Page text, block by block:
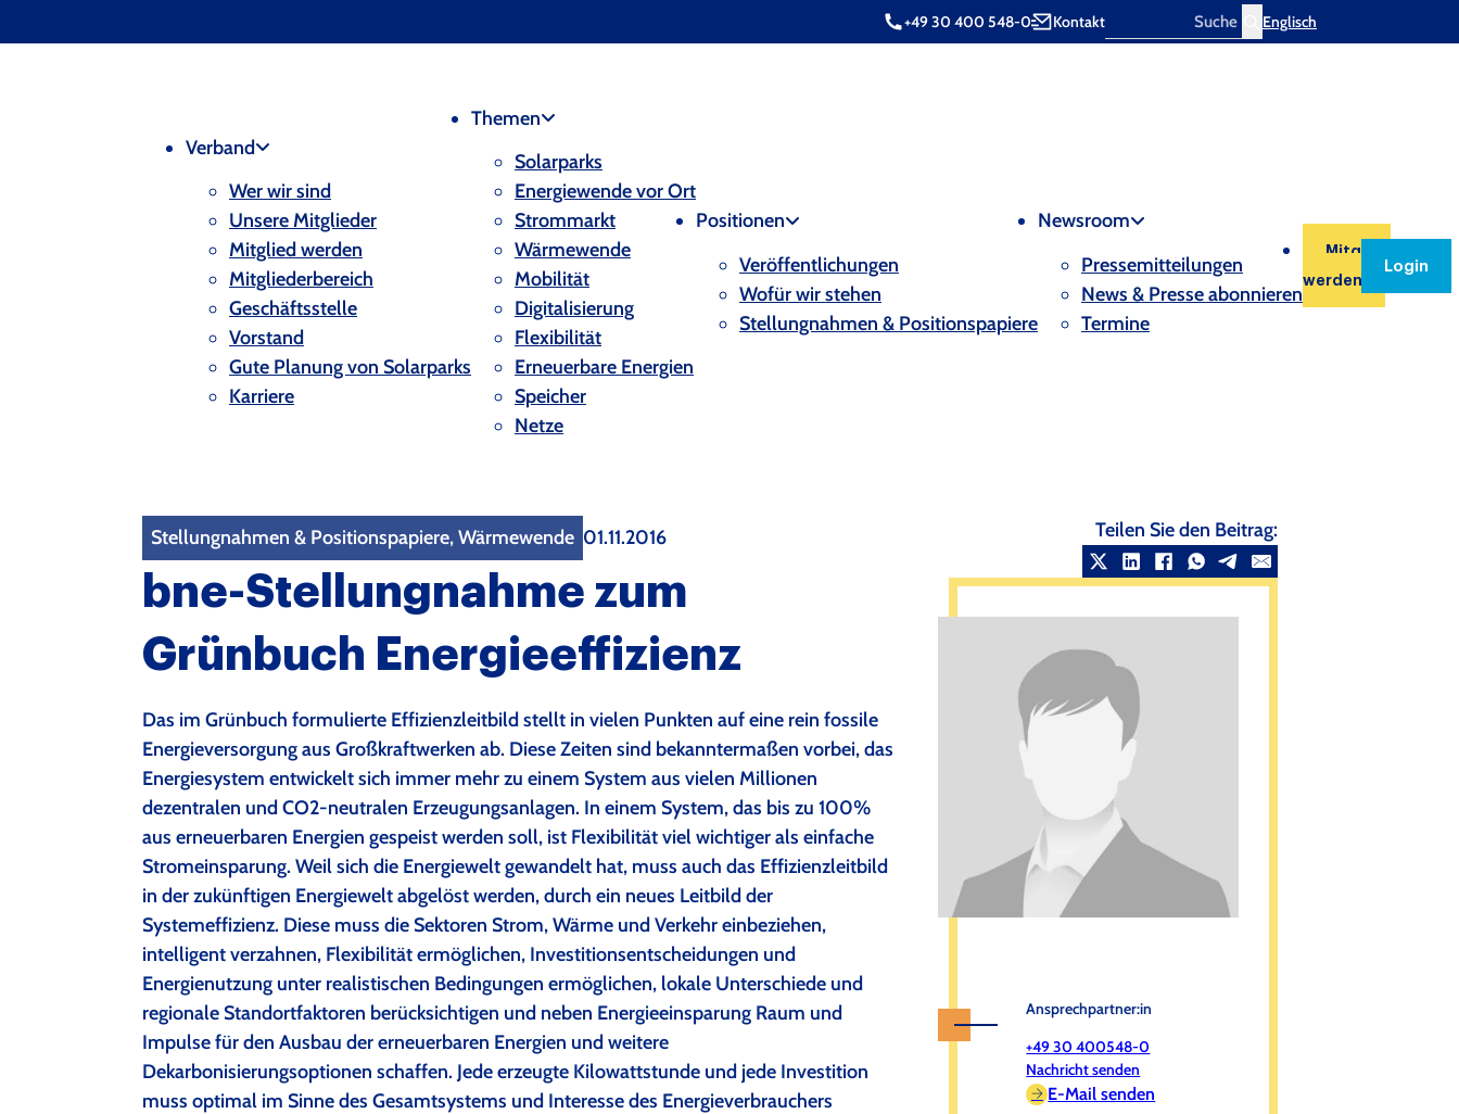
+49 30 400 548-0 Kontakt
Search
Englisch
Verband
Wer wir sind
Unsere Mitglieder
Mitglied werden
Mitgliederbereich
Geschäftsstelle
Vorstand
Gute Planung von Solarparks
Karriere
Themen
Solarparks
Energiewende vor Ort
Strommarkt
Wärmewende
Mobilität
Digitalisierung
Flexibilität
Erneuerbare Energien
Speicher
Netze
Positionen
Veröffentlichungen
Wofür wir stehen
Stellungnahmen & Positionspapiere
Newsroom
Pressemitteilungen
News & Presse abonnieren
Termine
Mitglied
werden
Login
Stellungnahmen & Positionspapiere, Wärmewende 01.11.2016
bne-Stellungnahme zum
Grünbuch Energieeffizienz
Das im Grünbuch formulierte Effizienzleitbild stellt in vielen Punkten auf eine rein fossile
Energieversorgung aus Großkraftwerken ab. Diese Zeiten sind bekanntermaßen vorbei, das
Energiesystem entwickelt sich immer mehr zu einem System aus vielen Millionen
dezentralen und CO2-neutralen Erzeugungsanlagen. In einem System, das bis zu 100%
aus erneuerbaren Energien gespeist werden soll, ist Flexibilität viel wichtiger als einfache
Stromeinsparung. Weil sich die Energiewelt gewandelt hat, muss auch das Effizienzleitbild
in der zukünftigen Energiewelt abgelöst werden, durch ein neues Leitbild der
Systemeffizienz. Diese muss die Sektoren Strom, Wärme und Verkehr einbeziehen,
intelligent verzahnen, Flexibilität ermöglichen, Investitionsentscheidungen und
Energienutzung unter realistischen Bedingungen ermöglichen, lokale Unterschiede und
regionale Standortfaktoren berücksichtigen und neben Energieeinsparung Raum und
Impulse für den Ausbau der erneuerbaren Energien und weitere
Dekarbonisierungsoptionen schaffen. Jede erzeugte Kilowattstunde und jede Investition
muss optimal im Sinne des Gesamtsystems und Interesse des Energieverbrauchers
Teilen Sie den Beitrag:
Ansprechpartner:in
+49 30 400548-0
Nachricht senden
E-Mail senden